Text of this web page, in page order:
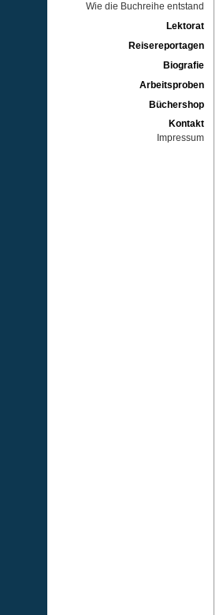
Wie die Buchreihe entstand
Lektorat
Reisereportagen
Biografie
Arbeitsproben
Büchershop
Kontakt
Impressum